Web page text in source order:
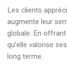
Les clients
augmente leur
globale. En
qu’elle valorise
long terme.